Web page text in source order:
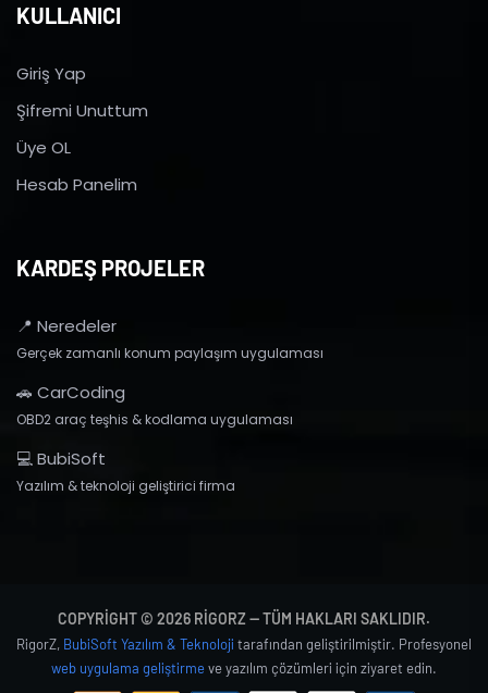
KULLANICI
Giriş Yap
Şifremi Unuttum
Üye OL
Hesab Panelim
KARDEŞ PROJELER
📍 Neredeler
Gerçek zamanlı konum paylaşım uygulaması
🚗 CarCoding
OBD2 araç teşhis & kodlama uygulaması
💻 BubiSoft
Yazılım & teknoloji geliştirici firma
COPYRIGHT © 2026 RIGORZ — TÜM HAKLARI SAKLIDIR.
RigorZ, BubiSoft Yazılım & Teknoloji tarafından geliştirilmiştir. Profesyonel
web uygulama geliştirmeve yazılım çözümleri için ziyaret edin.